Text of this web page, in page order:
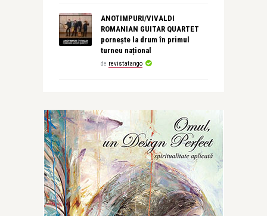
ANOTIMPURI/VIVALDI
ROMANIAN GUITAR QUARTET
pornește la drum în primul
turneu național
de revistatango